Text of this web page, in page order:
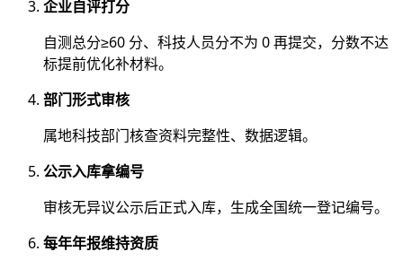
企业自评打分
自测总分≥60 分、科技人员分不为 0 再提交，分数不达
标提前优化补材料。
部门形式审核
属地科技部门核查资料完整性、数据逻辑。
公示入库拿编号
审核无异议公示后正式入库，生成全国统一登记编号。
每年年报维持资质